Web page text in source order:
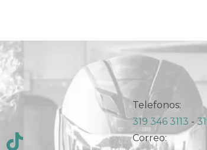
Telefonos:
319 346 3113 -
Correo: